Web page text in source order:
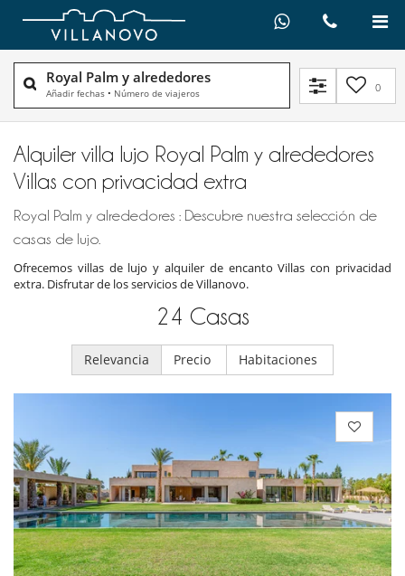
Royal Palm y alrededores
Añadir fechas • Número de viajeros 0
Alquiler villa lujo Royal Palm y alrededores
Villas con privacidad extra
Royal Palm y alrededores : Descubre nuestra selección de
casas de lujo.
Ofrecemos villas de lujo y alquiler de encanto Villas con privacidad
extra. Disfrutar de los servicios de Villanovo.
24 Casas
Relevancia Precio Habitaciones